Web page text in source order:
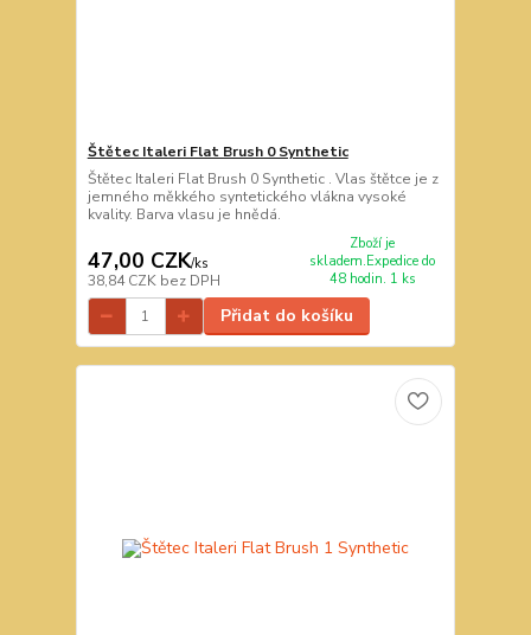
Štětec Italeri Flat Brush 0 Synthetic
Štětec Italeri Flat Brush 0 Synthetic . Vlas štětce je z
jemného měkkého syntetického vlákna vysoké
kvality. Barva vlasu je hnědá.
47,00 CZK/ks
38,84 CZK bez DPH
Zboží je
skladem.Expedice do
48 hodin. 1 ks
Přidat do košíku